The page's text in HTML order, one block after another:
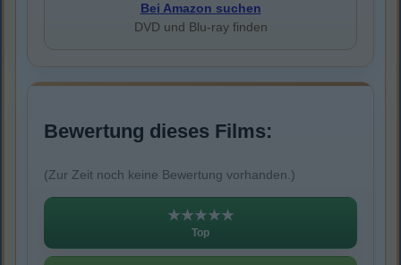
Bei Amazon suchen
DVD und Blu-ray finden
Bewertung dieses Films:
(Zur Zeit noch keine Bewertung vorhanden.)
★★★★★
Top